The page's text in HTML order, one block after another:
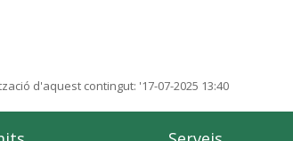
d'aquest contingut: '17-07-2025 13:40